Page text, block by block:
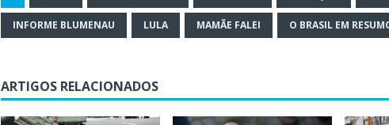
INFORME BLUMENAU LULA MAMÃE FALEI O BRASIL EM
ARTIGOS RELACIONADOS